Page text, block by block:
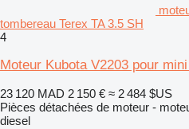
tombereau Terex TA 3.5 SH
4
Moteur Kubota V2203 pour
23 120 MAD 2 150 € ≈ 2 484 $US
Pièces détachées de moteur -
diesel